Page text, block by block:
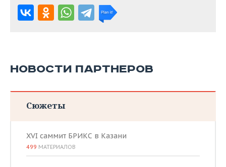
НОВОСТИ ПАРТНЕРОВ
Сюжеты
XVI саммит БРИКС в Казани
499 МАТЕРИАЛОВ